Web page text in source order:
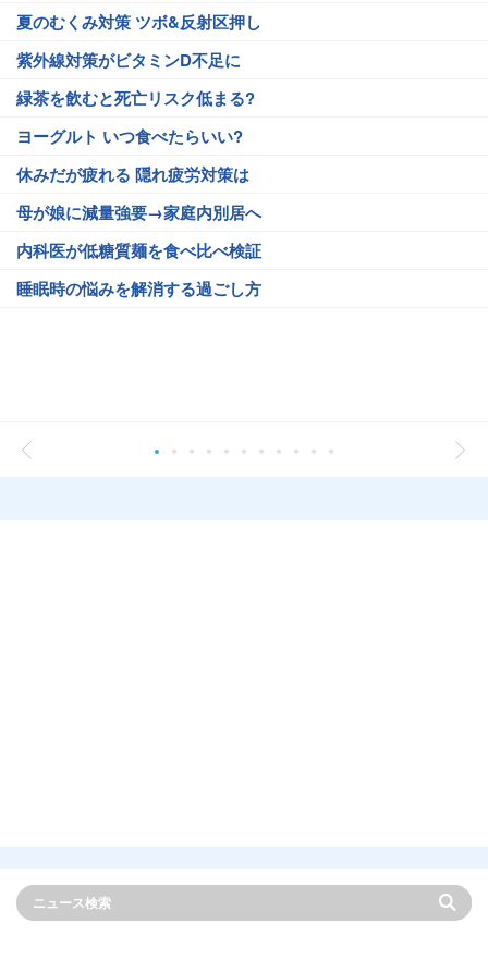
夏のむくみ対策 ツボ&反射区押し
紫外線対策がビタミンD不足に
緑茶を飲むと死亡リスク低まる?
ヨーグルト いつ食べたらいい?
休みだが疲れる 隠れ疲労対策は
母が娘に減量強要→家庭内別居へ
内科医が低糖質麺を食べ比べ検証
睡眠時の悩みを解消する過ごし方